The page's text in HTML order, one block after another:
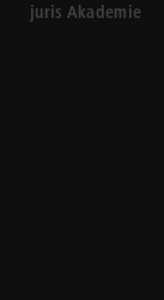
juris Akademie